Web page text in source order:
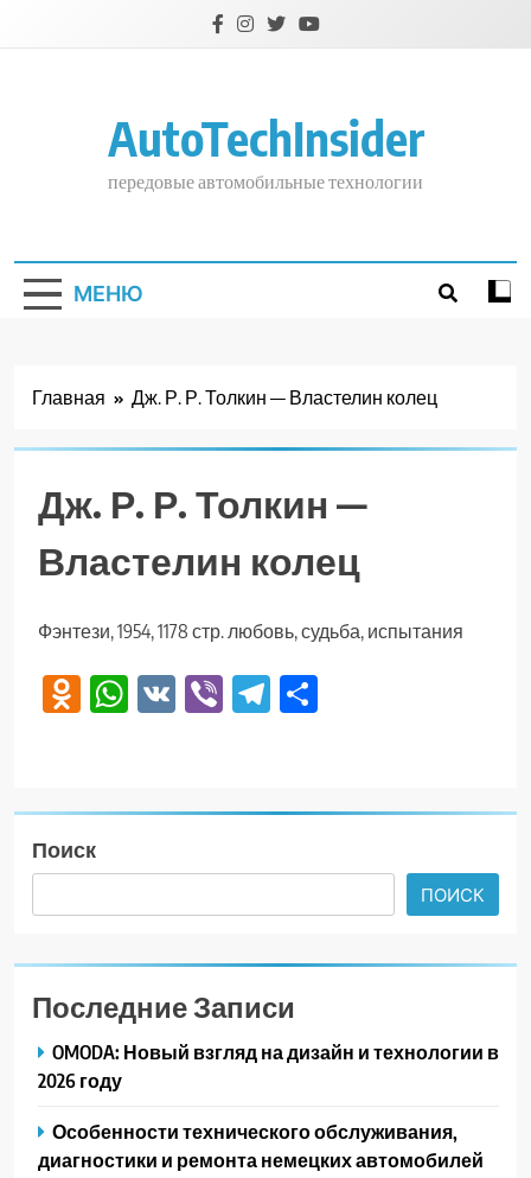
AutoTechInsider
передовые автомобильные технологии
МЕНЮ
Главная Дж. Р. Р. Толкин — Властелин колец
Дж. Р. Р. Толкин —
Властелин колец
Фэнтези, 1954, 1178 стр. любовь, судьба, испытания
Odnoklassniki
WhatsApp
VK ViberTelegram
Поиск
ПОИСК
Последние Записи
OMODA: Новый взгляд на дизайн и технологии в
2026 году
Особенности технического обслуживания,
диагностики и ремонта немецких автомобилей